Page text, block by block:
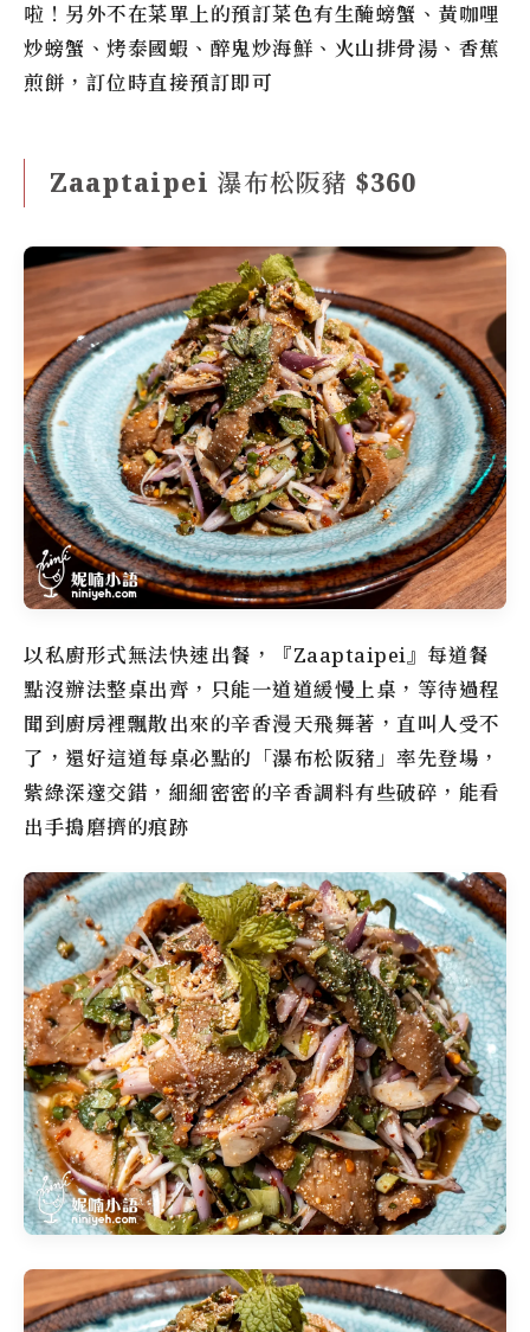
啦！另外不在菜單上的預訂菜色有生醃螃蟹、黃咖哩
炒螃蟹、烤泰國蝦、醉鬼炒海鮮、火山排骨湯、香蕉
煎餅，訂位時直接預訂即可
Zaaptaipei 瀑布松阪豬 $360
以私廚形式無法快速出餐，『Zaaptaipei』每道餐
點沒辦法整桌出齊，只能一道道緩慢上桌，等待過程
聞到廚房裡飄散出來的辛香漫天飛舞著，直叫人受不
了，還好這道每桌必點的「瀑布松阪豬」率先登場，
紫綠深邃交錯，細細密密的辛香調料有些破碎，能看
出手搗磨擠的痕跡